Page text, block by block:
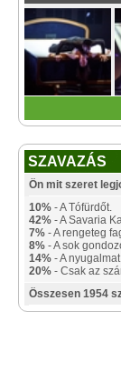
SZAVAZÁS
Ön mit szeret
10% - A Tófürdőt.
42% - A Savaria
7% - A rengeteg
8% - A sok
14% - A
20% - Csak az
Összesen 1954